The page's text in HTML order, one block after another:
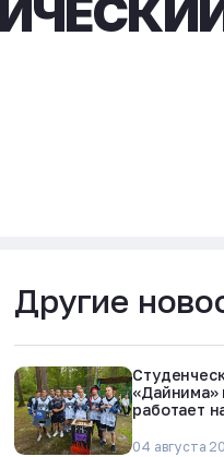
Другие
«Дайнима»
работает
04 августа